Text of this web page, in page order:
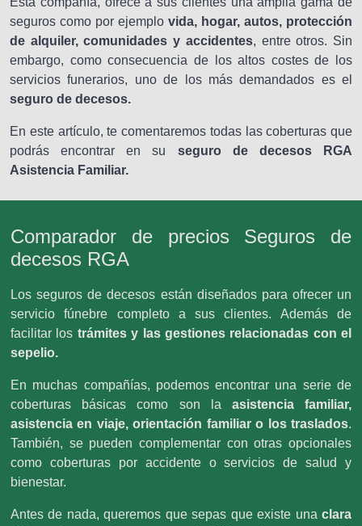
seguros como por ejemplo vida, hogar, autos, protección
de alquiler, comunidades y accidentes, entre otros. Sin
embargo, como consecuencia de los altos costes de los
servicios funerarios, uno de los más demandados es el
seguro de decesos.
En este artículo, te comentaremos todas las coberturas que
podrás encontrar en su seguro de decesos RGA
Asistencia Familiar.
Comparador de precios Seguros de
decesos RGA
Los seguros de decesos están diseñados para ofrecer un
servicio fúnebre completo a sus clientes. Además de
facilitar los trámites y las gestiones relacionadas con el
sepelio.
En muchas compañías, podemos encontrar una serie de
coberturas básicas como son la asistencia familiar,
asistencia en viaje, orientación familiar o los traslados.
También, se pueden complementar con otras opcionales
como coberturas por accidente o servicios de salud y
bienestar.
Antes de nada, queremos que sepas que existe una clara